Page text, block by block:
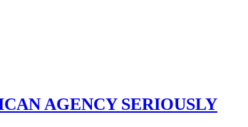
AGENCY SERIOUSLY